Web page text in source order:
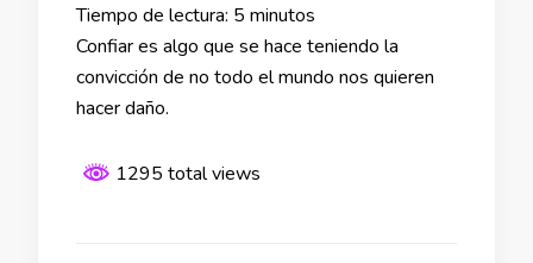
Tiempo de lectura: 5 minutos
Confiar es algo que se hace teniendo la
convicción de no todo el mundo nos quieren
hacer daño.
1295 total views